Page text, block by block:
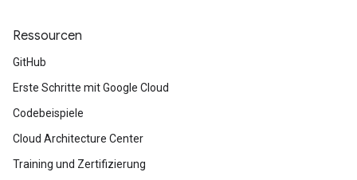
Ressourcen
GitHub
Erste Schritte mit Google Cloud
Codebeispiele
Cloud Architecture Center
Training und Zertifizierung